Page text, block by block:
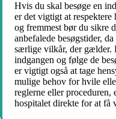
Hvis du skal besøge en
er det vigtigt at
og fremmest bør du sikre
anbefalede besøgstider,
særlige vilkår, der gælder.
indgangen og følge de
er vigtigt også at tage
mulige behov for hvile
reglerne eller proceduren,
hospitalet direkte for at få